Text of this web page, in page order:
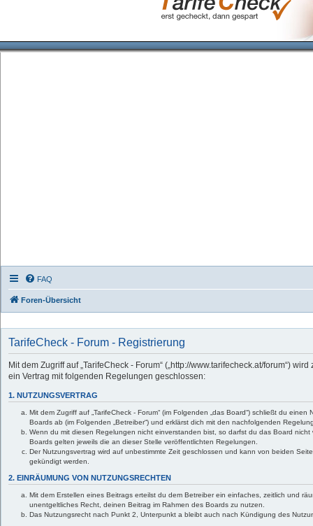
FAQ
Foren-Übersicht
TarifeCheck - Forum - Registrierung
Mit dem Zugriff auf „TarifeCheck - Forum“ („http://www.tarifecheck.at/forum“)
ein Vertrag mit folgenden Regelungen geschlossen:
1. NUTZUNGSVERTRAG
Mit dem Zugriff auf „TarifeCheck - Forum“ (im Folgenden „das Board“) schließt du
Boards ab (im Folgenden „Betreiber“) und erklärst dich mit den nachfolgenden
Wenn du mit diesen Regelungen nicht einverstanden bist, so darfst du das Board
Boards gelten jeweils die an dieser Stelle veröffentlichten Regelungen.
Der Nutzungsvertrag wird auf unbestimmte Zeit geschlossen und kann von beiden
gekündigt werden.
2. EINRÄUMUNG VON NUTZUNGSRECHTEN
Mit dem Erstellen eines Beitrags erteilst du dem Betreiber ein einfaches, zeitlich und
unentgeltliches Recht, deinen Beitrag im Rahmen des Boards zu nutzen.
Das Nutzungsrecht nach Punkt 2, Unterpunkt a bleibt auch nach Kündigung des